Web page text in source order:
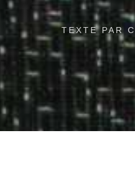
TEXTE PAR